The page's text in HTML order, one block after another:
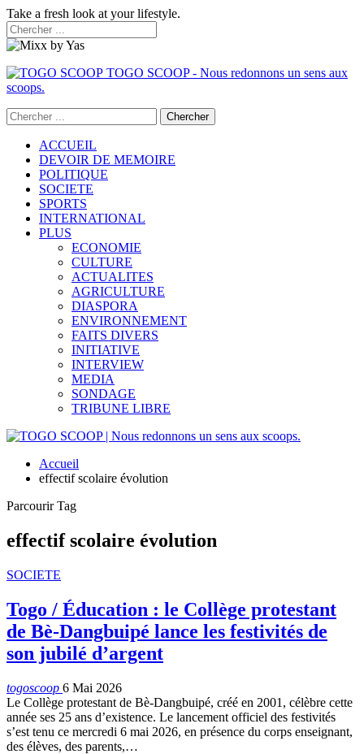
Take a fresh look at your lifestyle.
TOGO SCOOP - Nous redonnons un sens aux
scoops.
ACCUEIL
DEVOIR DE MEMOIRE
POLITIQUE
SOCIETE
SPORTS
INTERNATIONAL
PLUS
ECONOMIE
CULTURE
ACTUALITES
AGRICULTURE
DIASPORA
ENVIRONNEMENT
FAITS DIVERS
INITIATIVE
INTERVIEW
MEDIA
SONDAGE
TRIBUNE LIBRE
Accueil
effectif scolaire évolution
Parcourir Tag
effectif scolaire évolution
SOCIETE
Togo / Éducation : le Collège protestant
de Bè-Dangbuipé lance les festivités de
son jubilé d’argent
togoscoop 6 Mai 2026
Le Collège protestant de Bè-Dangbuipé, créé en 2001, célèbre cette
année ses 25 ans d’existence. Le lancement officiel des festivités
s’est tenu ce mercredi 6 mai 2026, en présence du corps enseignant,
des élèves, des parents,…